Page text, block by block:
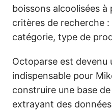
boissons alcoolisées
critères de recherche
catégorie, type de
Octoparse est devenu
indispensable pour
construire une base
extrayant des